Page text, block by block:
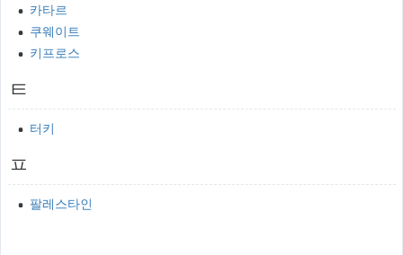
카타르
쿠웨이트
키프로스
ㅌ
터키
ㅍ
팔레스타인